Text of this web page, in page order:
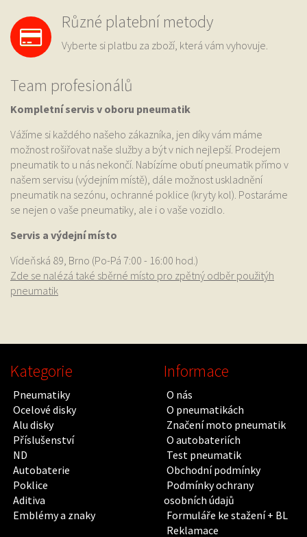
Různé platební metody
Vyberte si platbu za zboží, která vám vyhovuje.
Team profesionálů
Kompletní servis v oboru pneumatik
Vážíme si každého našeho zákazníka, jen díky vám máme
možnost rošiřovat naše služby a být v nich nejlepší. Prodejem
pneumatik to u nás nekončí. Nabízíme obutí pneumatik přímo v
našem servisu (výdejním místě), dále možnost uskladnění
pneumatik na sezónu, ochranné poklice (kryty kol). Postaráme
se nejen o vaše pneumatiky, ale i o vaše vozidlo.
Servis a výdejní místo
Vídeňská 89, Brno (Po-Pá 7:00 - 16:00 hod.)
Zde se nalézá také sběrné místo pro zpětný odběr použitýh
pneumatik
Kategorie
Pneumatiky
Ocelové disky
Alu disky
Příslušenství
ND
Autobaterie
Poklice
Aditiva
Emblémy a znaky
Informace
O nás
O pneumatikách
Značení moto pneumatik
O autobateriích
Test pneumatik
Obchodní podmínky
Podmínky ochrany
osobních údajů
Formuláře ke stažení + BL
Reklamace